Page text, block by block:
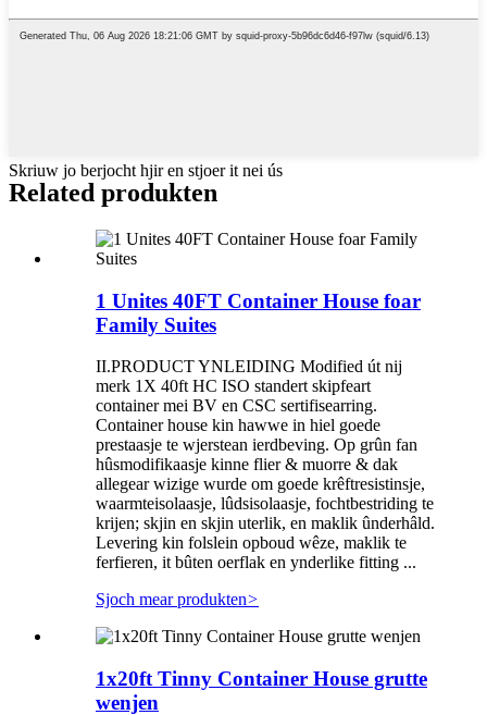
Skriuw jo berjocht hjir en stjoer it nei ús
Related produkten
1 Unites 40FT Container House foar
Family Suites
II.PRODUCT YNLEIDING Modified út nij
merk 1X 40ft HC ISO standert skipfeart
container mei BV en CSC sertifisearring.
Container house kin hawwe in hiel goede
prestaasje te wjerstean ierdbeving. Op grûn fan
hûsmodifikaasje kinne flier & muorre & dak
allegear wizige wurde om goede krêftresistinsje,
waarmteisolaasje, lûdsisolaasje, fochtbestriding te
krijen; skjin en skjin uterlik, en maklik ûnderhâld.
Levering kin folslein opboud wêze, maklik te
ferfieren, it bûten oerflak en ynderlike fitting ...
Sjoch mear produkten>
1x20ft Tinny Container House grutte
wenjen